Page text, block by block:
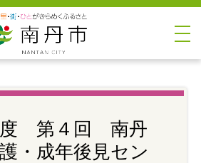
度 第４回 南丹
・成年後見セン